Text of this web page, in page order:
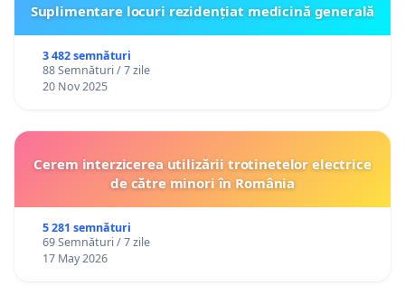
Suplimentare locuri rezidențiat medicină generală
3 482 semnături
88 Semnături / 7 zile
20 Nov 2025
Cerem interzicerea utilizării trotinetelor electrice
de către minori în România
5 281 semnături
69 Semnături / 7 zile
17 May 2026